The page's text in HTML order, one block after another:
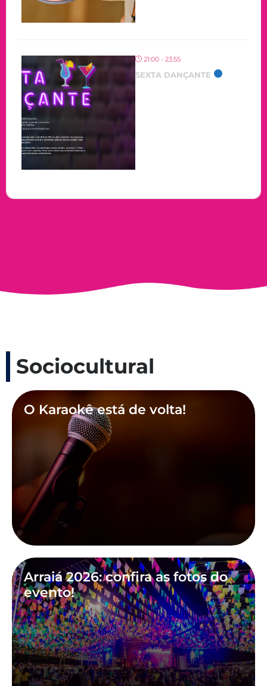
21:00 - 23:55
SEXTA DANÇANTE
Sociocultural
O Karaokê está de volta!
Arraiá 2026: confira as fotos do
evento!